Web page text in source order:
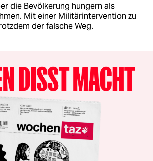
die Bevölkerung hungern als
Mit einer Militärintervention zu
der falsche Weg.